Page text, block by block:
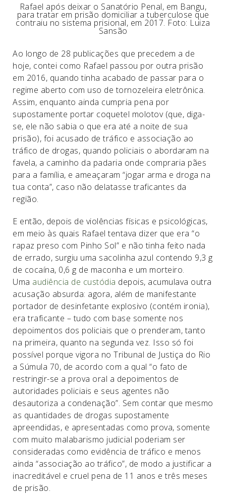
Rafael após deixar o Sanatório Penal, em Bangu,
para tratar em prisão domiciliar a tuberculose que
contraiu no sistema prisional, em 2017. Foto: Luiza
Sansão
Ao longo de 28 publicações que precedem a de
hoje, contei como Rafael passou por outra prisão
em 2016, quando tinha acabado de passar para o
regime aberto com uso de tornozeleira eletrônica.
Assim, enquanto ainda cumpria pena por
supostamente portar coquetel molotov (que, diga-
se, ele não sabia o que era até a noite de sua
prisão), foi acusado de tráfico e associação ao
tráfico de drogas, quando policiais o abordaram na
favela, a caminho da padaria onde compraria pães
para a família, e ameaçaram “jogar arma e droga na
tua conta”, caso não delatasse traficantes da
região.
E então, depois de violências físicas e psicológicas,
em meio às quais Rafael tentava dizer que era “o
rapaz preso com Pinho Sol” e não tinha feito nada
de errado, surgiu uma sacolinha azul contendo 9,3 g
de cocaína, 0,6 g de maconha e um morteiro.
Uma audiência de custódia depois, acumulava outra
acusação absurda: agora, além de manifestante
portador de desinfetante explosivo (contém ironia),
era traficante – tudo com base somente nos
depoimentos dos policiais que o prenderam, tanto
na primeira, quanto na segunda vez. Isso só foi
possível porque vigora no Tribunal de Justiça do Rio
a Súmula 70, de acordo com a qual “o fato de
restringir-se a prova oral a depoimentos de
autoridades policiais e seus agentes não
desautoriza a condenação”. Sem contar que mesmo
as quantidades de drogas supostamente
apreendidas, e apresentadas como prova, somente
com muito malabarismo judicial poderiam ser
consideradas como evidência de tráfico e menos
ainda “associação ao tráfico”, de modo a justificar a
inacreditável e cruel pena de 11 anos e três meses
de prisão.